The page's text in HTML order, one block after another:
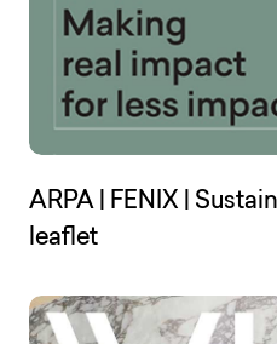
ARPA | FENIX |
leaflet(Open in a new